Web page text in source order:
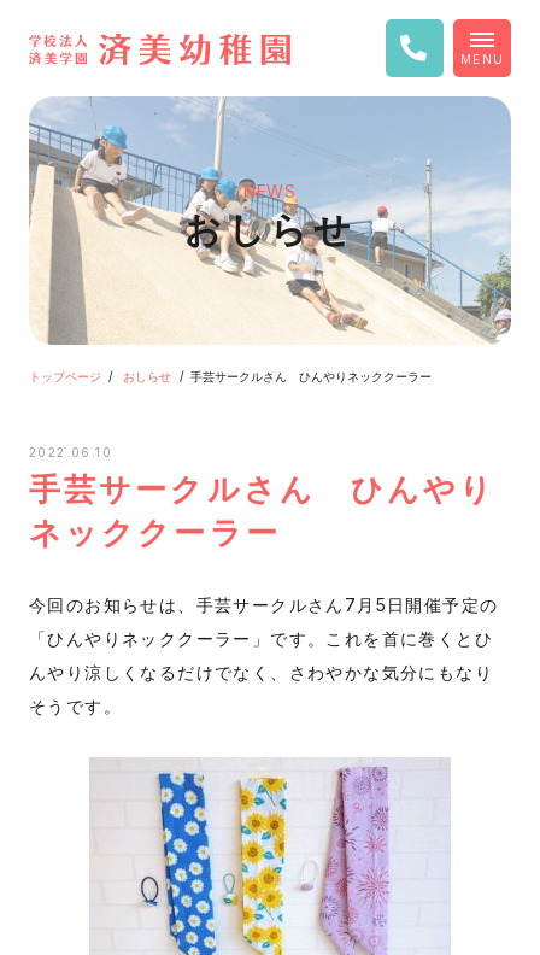
MENU
NEWS
おしらせ
トップページ おしらせ 手芸サークルさん ひんやりネッククーラー
2022.06.10
手芸サークルさん ひんやり
ネッククーラー
今回のお知らせは、手芸サークルさん7月5日開催予定の
「ひんやりネッククーラー」です。これを首に巻くとひ
んやり涼しくなるだけでなく、さわやかな気分にもなり
そうです。